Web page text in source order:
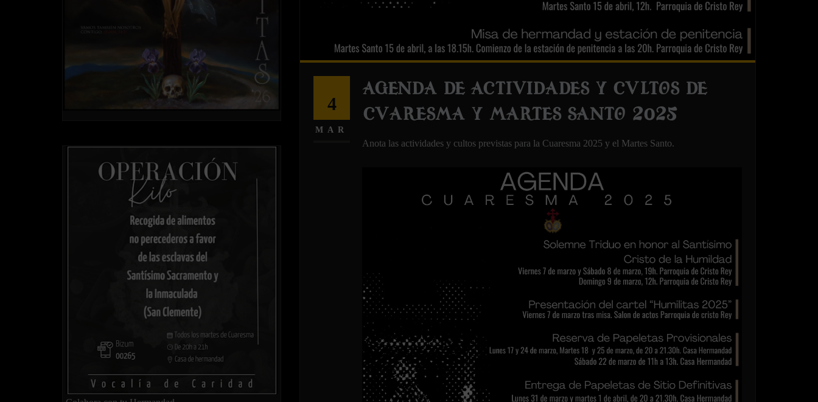
4
MAR
AGENDA DE ACTIVIDADES Y CULTOS DE
CUARESMA Y MARTES SANTO 2025
Anota las actividades y cultos previstas para la Cuaresma 2025 y el Martes Santo.